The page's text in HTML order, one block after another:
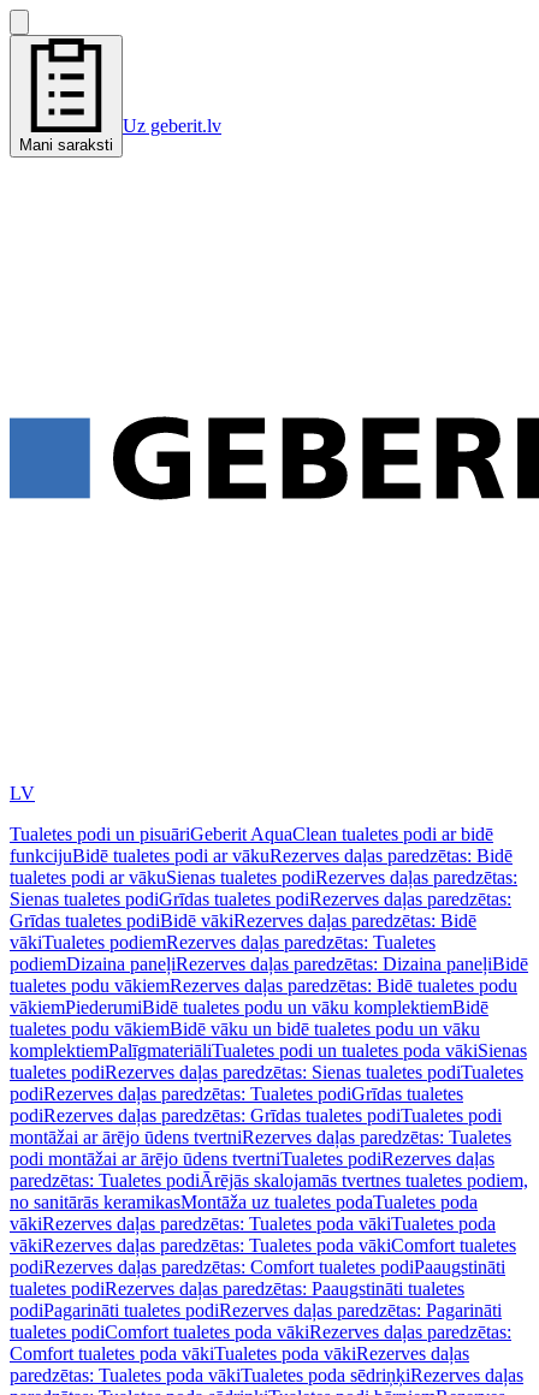
Mani saraksti
Uz geberit.lv
LV
Tualetes podi un pisuāriGeberit AquaClean tualetes podi ar bidē
funkcijuBidē tualetes podi ar vākuRezerves daļas paredzētas: Bidē
tualetes podi ar vākuSienas tualetes podiRezerves daļas paredzētas:
Sienas tualetes podiGrīdas tualetes podiRezerves daļas paredzētas:
Grīdas tualetes podiBidē vākiRezerves daļas paredzētas: Bidē
vākiTualetes podiemRezerves daļas paredzētas: Tualetes
podiemDizaina paneļiRezerves daļas paredzētas: Dizaina paneļiBidē
tualetes podu vākiemRezerves daļas paredzētas: Bidē tualetes podu
vākiemPiederumiBidē tualetes podu un vāku komplektiemBidē
tualetes podu vākiemBidē vāku un bidē tualetes podu un vāku
komplektiemPalīgmateriāliTualetes podi un tualetes poda vākiSienas
tualetes podiRezerves daļas paredzētas: Sienas tualetes podiTualetes
podiRezerves daļas paredzētas: Tualetes podiGrīdas tualetes
podiRezerves daļas paredzētas: Grīdas tualetes podiTualetes podi
montāžai ar ārējo ūdens tvertniRezerves daļas paredzētas: Tualetes
podi montāžai ar ārējo ūdens tvertniTualetes podiRezerves daļas
paredzētas: Tualetes podiĀrējās skalojamās tvertnes tualetes podiem,
no sanitārās keramikasMontāža uz tualetes podaTualetes poda
vākiRezerves daļas paredzētas: Tualetes poda vākiTualetes poda
vākiRezerves daļas paredzētas: Tualetes poda vākiComfort tualetes
podiRezerves daļas paredzētas: Comfort tualetes podiPaaugstināti
tualetes podiRezerves daļas paredzētas: Paaugstināti tualetes
podiPagarināti tualetes podiRezerves daļas paredzētas: Pagarināti
tualetes podiComfort tualetes poda vākiRezerves daļas paredzētas:
Comfort tualetes poda vākiTualetes poda vākiRezerves daļas
paredzētas: Tualetes poda vākiTualetes poda sēdriņķiRezerves daļas